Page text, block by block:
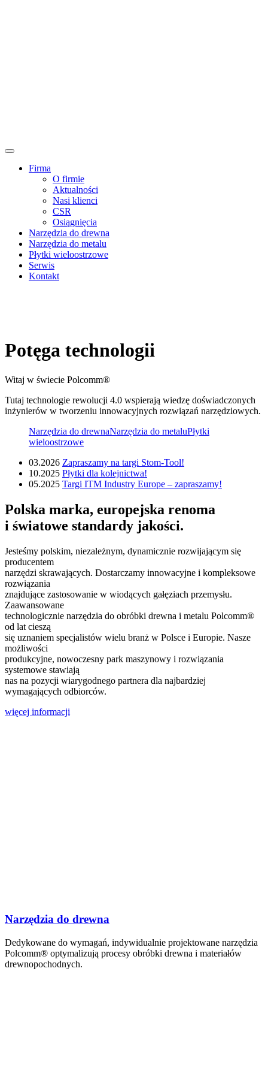
Firma
O firmie
Aktualności
Nasi klienci
CSR
Osiągnięcia
Narzędzia do drewna
Narzędzia do metalu
Płytki wieloostrzowe
Serwis
Kontakt
Potęga technologii
Witaj w świecie Polcomm®
Tutaj technologie rewolucji 4.0 wspierają wiedzę doświadczonych
inżynierów w tworzeniu innowacyjnych rozwiązań narzędziowych.
Narzędzia do drewnaNarzędzia do metaluPłytki
wieloostrzowe
03.2026 Zapraszamy na targi Stom-Tool!
10.2025 Płytki dla kolejnictwa!
05.2025 Targi ITM Industry Europe – zapraszamy!
Polska marka, europejska renoma
i światowe standardy jakości.
Jesteśmy polskim, niezależnym, dynamicznie rozwijającym się
producentem
narzędzi skrawających. Dostarczamy innowacyjne i kompleksowe
rozwiązania
znajdujące zastosowanie w wiodących gałęziach przemysłu.
Zaawansowane
technologicznie narzędzia do obróbki drewna i metalu Polcomm®
od lat cieszą
się uznaniem specjalistów wielu branż w Polsce i Europie. Nasze
możliwości
produkcyjne, nowoczesny park maszynowy i rozwiązania
systemowe stawiają
nas na pozycji wiarygodnego partnera dla najbardziej
wymagających odbiorców.
więcej informacji
Narzędzia do drewna
Dedykowane do wymagań, indywidualnie projektowane narzędzia
Polcomm® optymalizują procesy obróbki drewna i materiałów
drewnopochodnych.